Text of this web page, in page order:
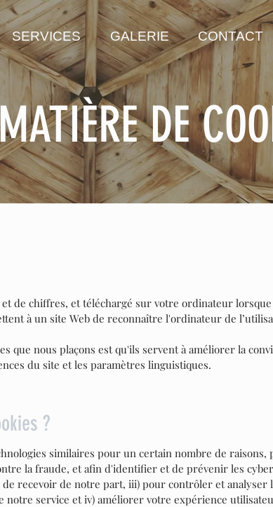
SERVICES GALERIE CONTACT
DE
de chiffres, et téléchargé sur votre ordinateur lorsque
à un site Web de reconnaître l'ordinateur de
que nous plaçons est qu'ils servent à améliorer la
du site et les paramètres linguistiques.
?
similaires pour un certain nombre de raisons,
la fraude, et afin d'identifier et de prévenir les
recevoir de notre part, iii) pour contrôler et analyser
service et iv) améliorer votre expérience